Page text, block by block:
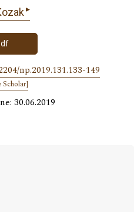
▸
np.2019.131.133-149
Scholar]
30.06.2019